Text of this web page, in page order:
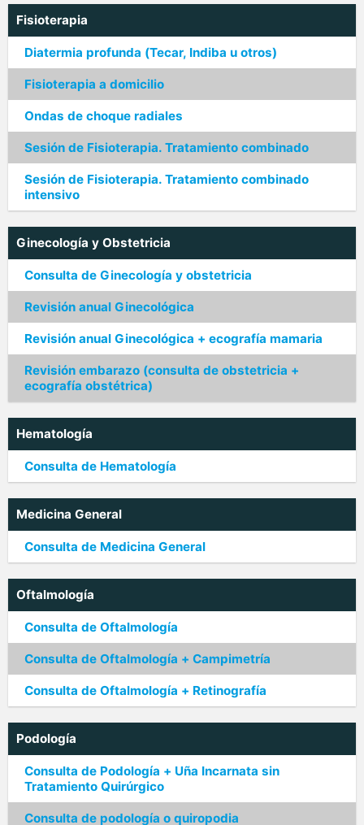
Fisioterapia
Diatermia profunda (Tecar, Indiba u otros)
Fisioterapia a domicilio
Ondas de choque radiales
Sesión de Fisioterapia. Tratamiento combinado
Sesión de Fisioterapia. Tratamiento combinado
intensivo
Ginecología y Obstetricia
Consulta de Ginecología y obstetricia
Revisión anual Ginecológica
Revisión anual Ginecológica + ecografía mamaria
Revisión embarazo (consulta de obstetricia +
ecografía obstétrica)
Hematología
Consulta de Hematología
Medicina General
Consulta de Medicina General
Oftalmología
Consulta de Oftalmología
Consulta de Oftalmología + Campimetría
Consulta de Oftalmología + Retinografía
Podología
Consulta de Podología + Uña Incarnata sin
Tratamiento Quirúrgico
Consulta de podología o quiropodia